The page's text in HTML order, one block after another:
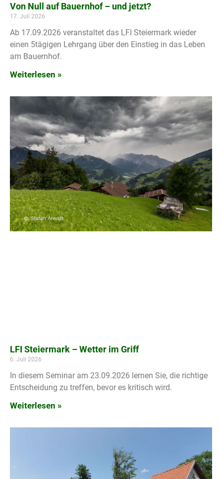
Von Null auf Bauernhof – und jetzt?
17. Juli 2026
Ab 17.09.2026 veranstaltet das LFI Steiermark wieder
einen 5tägigen Lehrgang über den Einstieg in das Leben
am Bauernhof.
Weiterlesen »
LFI Steiermark – Wetter im Griff
6. Juli 2026
In diesem Seminar am 23.09.2026 lernen Sie, die richtige
Entscheidung zu treffen, bevor es kritisch wird.
Weiterlesen »